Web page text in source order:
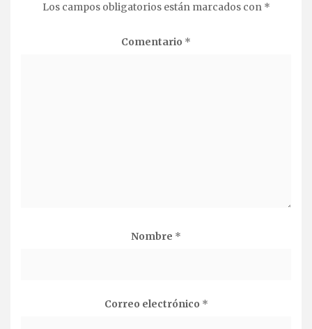
Los campos obligatorios están marcados con *
Comentario *
Nombre *
Correo electrónico *